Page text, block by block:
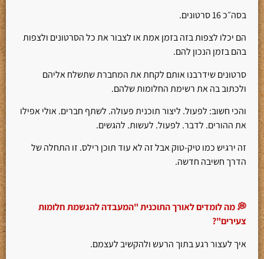
בסה״כ 16 סרטונים.
הם יכלו לצפות בזה בזמן אמת או לצבור את כל הסרטונים ולצפות
בהם בזמן הנכון להם.
סרטונים שידרבנו אותם לקחת את המחברת שתשלח אליהם
ולכתוב בה את רשימת החלומות שלהם.
והכי חשוב: לפעול. ליצור תוכנית פעולה. לשתף חברים. אולי אפילו
את ההורים. לדבר. לפעול. לעשות. להגשים.
זה ירגיש כמו טיק-טוק אבל זה לא עוד תוכן רילס. זו התחלה של
הדרך חשיבה חדשה.
💭 מה לומדים לאורך התוכנית "המעבדה להגשמת חלומות
צעירים"?
איך לעצור רגע בתוך הרעש ולהקשיב לעצמם.